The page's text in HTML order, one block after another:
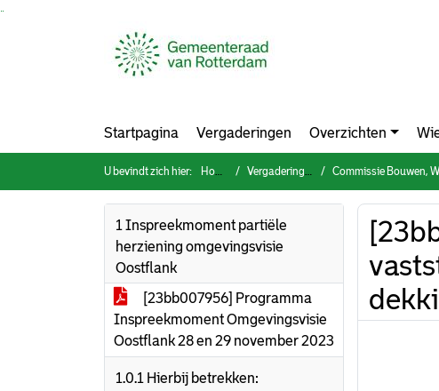
Startpagina Vergaderingen Overzichten
U bevindt zich hier: Home Vergaderingen Commissie Bouwen, Wonen
1 Inspreekmoment partiële
herziening omgevingsvisie
Oostflank
[23bb007956] Programma
Inspreekmoment Omgevingsvisie
Oostflank 28 en 29 november 2023
1.0.1 Hierbij betrekken: